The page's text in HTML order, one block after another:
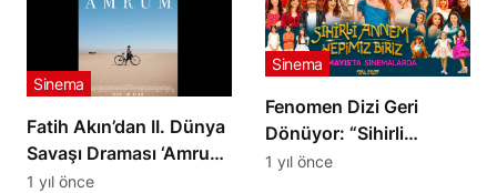
Yarattı! Murat Yıldırım
İhaneti Anlattı!
Fatih Akın’dan II. Dünya
Savaşı Draması ‘Amrum’
Cannes’da İlk Kez
Sinema
1 yıl önce
Fenomen Dizi Geri
Dönüyor: “Sihirli
Annem: Hepimiz Biriz”
Sinema
1 yıl önce